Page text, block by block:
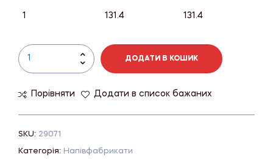
1 131.4 131.4
ДОДАТИ В КОШИК
Порівняти Додати в список бажаних
SKU: 29071
Категорія: Напівфабрикати